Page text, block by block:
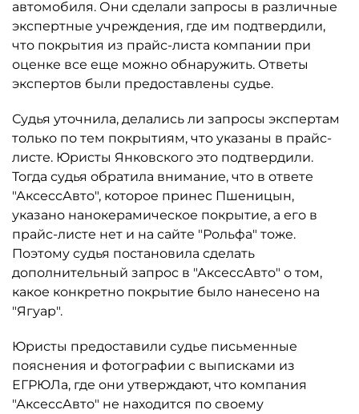
автомобиля. Они сделали запросы в различные
экспертные учреждения, где им подтвердили,
что покрытия из прайс-листа компании при
оценке все еще можно обнаружить. Ответы
экспертов были предоставлены судье.
Судья уточнила, делались ли запросы экспертам
только по тем покрытиям, что указаны в прайс-
листе. Юристы Янковского это подтвердили.
Тогда судья обратила внимание, что в ответе
"АксессАвто", которое принес Пшеницын,
указано нанокерамическое покрытие, а его в
прайс-листе нет и на сайте "Рольфа" тоже.
Поэтому судья постановила сделать
дополнительный запрос в "АксессАвто" о том,
какое конкретно покрытие было нанесено на
"Ягуар".
Юристы предоставили судье письменные
пояснения и фотографии с выписками из
ЕГРЮЛа, где они утверждают, что компания
"АксессАвто" не находится по своему